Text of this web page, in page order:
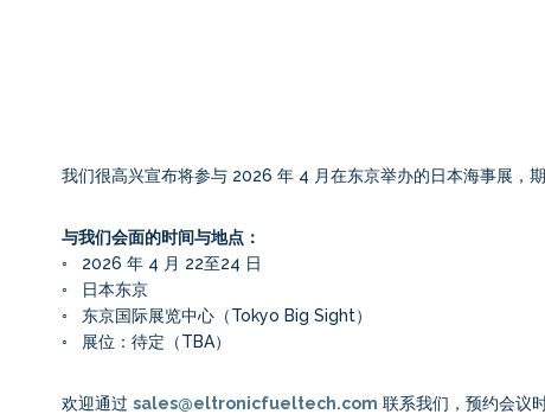
我们很高兴宣布将参与 2026 年 4 月在东京举办的日本海事展，
与我们会面的时间与地点：
◦ 2026 年 4 月 22至24 日
◦ 日本东京
◦ 东京国际展览中心（Tokyo Big Sight）
◦ 展位：待定（TBA）
欢迎通过 sales@eltronicfueltech.com 联系我们，预约会议